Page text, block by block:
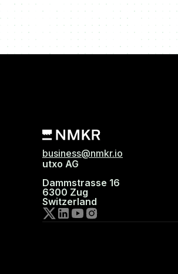
business@nmkr.io
utxo AG
Dammstrasse 16
6300 Zug
Switzerland